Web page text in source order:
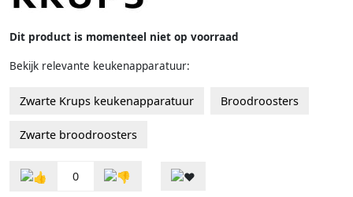
Dit product is momenteel niet op voorraad
Bekijk relevante keukenapparatuur:
Zwarte Krups keukenapparatuur Broodroosters
Zwarte broodroosters
0